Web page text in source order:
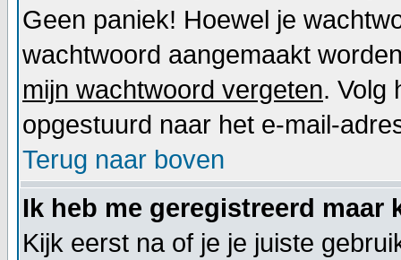
Geen paniek! Hoewel je
wachtwoord aangemaakt
mijn wachtwoord vergeten. Volg
opgestuurd naar het e-mail-
Terug naar boven
Ik heb me geregistreerd maar
Kijk eerst na of je je juiste